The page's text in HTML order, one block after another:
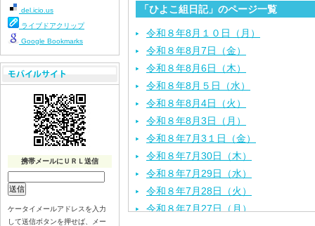
「ひよこ組日記」のページ一覧
令和８年8月１０日（月）
令和８年8月7日（金）
令和８年8月6日（木）
令和８年8月５日（水）
令和８年8月4日（火）
令和８年8月3日（月）
令和８年7月3１日（金）
令和８年7月30日（木）
令和８年7月29日（水）
令和８年7月28日（火）
令和８年7月27日（月）
del.icio.us
ライブドアクリップ
Google Bookmarks
携帯メールにＵＲＬ送信
ケータイメールアドレスを入力
して送信ボタンを押せば、メー